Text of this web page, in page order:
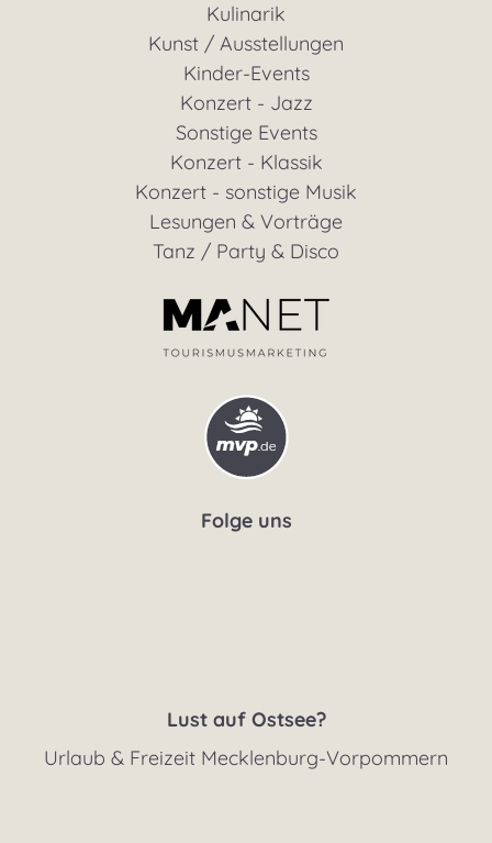
Kulinarik
Kunst / Ausstellungen
Kinder-Events
Konzert - Jazz
Sonstige Events
Konzert - Klassik
Konzert - sonstige Musik
Lesungen & Vorträge
Tanz / Party & Disco
Folge uns
Lust auf Ostsee?
Urlaub & Freizeit Mecklenburg-Vorpommern